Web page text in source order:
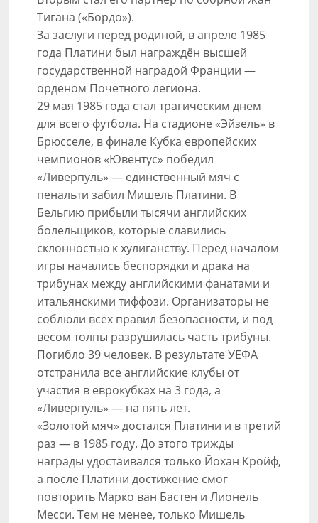
Тигана («Бордо»).
За заслуги перед родиной, в апреле 1985
года Платини был награждён высшей
государственной наградой Франции —
орденом Почетного легиона.
29 мая 1985 года стал трагическим днем
для всего футбола. На стадионе «Эйзель» в
Брюсселе, в финале Кубка европейских
чемпионов «Ювентус» победил
«Ливерпуль» — единственный мяч с
пенальти забил Мишель Платини. В
Бельгию прибыли тысячи английских
болельщиков, которые славились
склонностью к хулиганству. Перед началом
игры начались беспорядки и драка на
трибунах между английскими фанатами и
итальянскими тиффози. Организаторы не
соблюли всех правил безопасности, и под
весом толпы разрушилась часть трибуны.
Погибло 39 человек. В результате УЕФА
отстранила все английские клубы от
участия в еврокубках на 3 года, а
«Ливерпуль» — на пять лет.
«Золотой мяч» достался Платини и в третий
раз — в 1985 году. До этого трижды
награды удостаивался только Йохан Кройф,
а после Платини достижение смог
повторить Марко ван Бастен и Лионель
Месси. Тем не менее, только Мишель